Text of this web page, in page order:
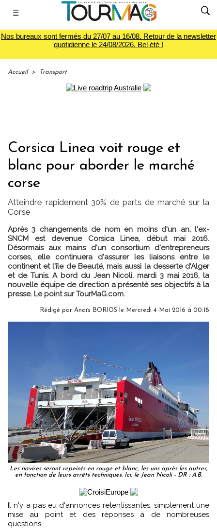
☰
Nos bureaux sont fermés du 27/07 au 16/08. Retour de la newsletter
quotidienne le 24/08/2026. Bel été !
Accueil > Transport
Corsica Linea voit rouge et
blanc pour aborder le marché
corse
Atteindre rapidement 30% de parts de marché sur la
Corse
Après 3 changements de nom en moins d'un an, l'ex-
SNCM est devenue Corsica Linea, début mai 2016.
Désormais aux mains d'un consortium d'entrepreneurs
corses, elle continuera d'assurer les liaisons entre le
continent et l'île de Beauté, mais aussi la desserte d'Alger
et de Tunis. A bord du Jean Nicoli, mardi 3 mai 2016, la
nouvelle équipe de direction a présenté ses objectifs à la
presse. Le point sur TourMaG.com.
Rédigé par Anaïs BORIOS le Mercredi 4 Mai 2016 à 00:18
Les navires seront repeints en rouge et blanc, les uns après les autres,
en fonction de leurs arrêts techniques. Ici, le Jean Nicoli - DR : A.B.
Il n'y a pas eu d'annonces retentissantes, simplement une
mise au point et des réponses à de nombreuses
questions.